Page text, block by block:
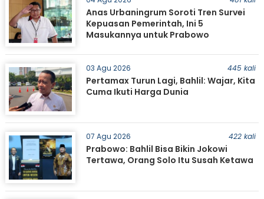
Anas Urbaningrum Soroti Tren Survei
Kepuasan Pemerintah, Ini 5
Masukannya untuk Prabowo
03 Agu 2026 445 kali
Pertamax Turun Lagi, Bahlil: Wajar, Kita
Cuma Ikuti Harga Dunia
07 Agu 2026 422 kali
Prabowo: Bahlil Bisa Bikin Jokowi
Tertawa, Orang Solo Itu Susah Ketawa